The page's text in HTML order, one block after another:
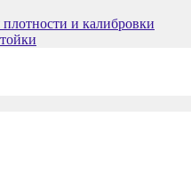
и калибровки